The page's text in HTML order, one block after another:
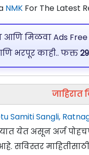
NMK For The Latest
आणि मिळवा Ads
भरपूर काही.. फक्त
जाहिरात
Samiti Sangli,
येत असून अर्ज
सविस्तर